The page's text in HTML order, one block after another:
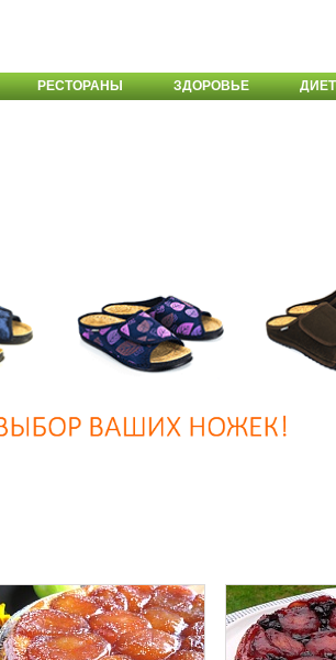
РЕСТОРАНЫ ЗДОРОВЬЕ